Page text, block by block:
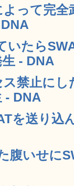
って完全
いたら
- DNA
禁止に
- DNA
を送り込
腹いせに